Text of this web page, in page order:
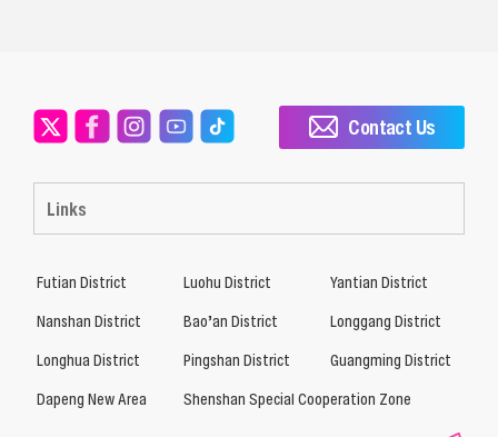
Links
Contact Us
Futian District Luohu District
Yantian District
Nanshan District
Bao’an District
Longgang District
Longhua District
Pingshan District
Guangming District
Dapeng New Area
Shenshan Special Cooperation Zone